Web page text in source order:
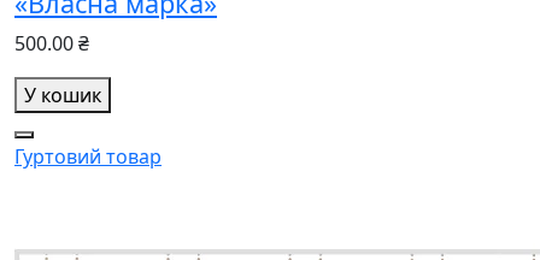
500.00 ₴
У кошик
Гуртовий товар